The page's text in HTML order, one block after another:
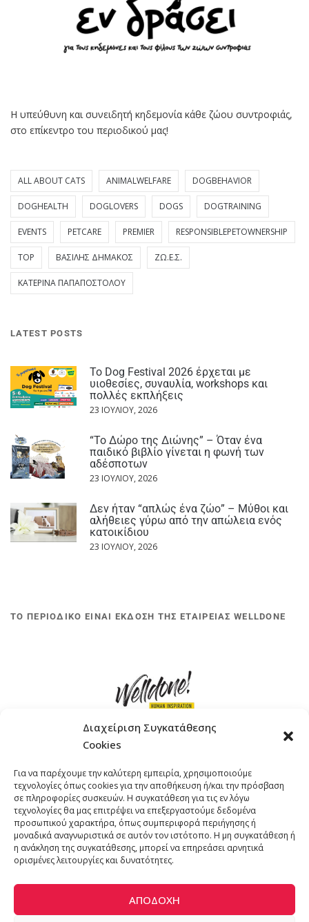
Διαχείριση Συγκατάθεσης
Cookies
Για να παρέχουμε την καλύτερη εμπειρία, χρησιμοποιούμε
τεχνολογίες όπως cookies για την αποθήκευση ή/και την πρόσβαση
σε πληροφορίες συσκευών. Η συγκατάθεση για τις εν λόγω
τεχνολογίες θα μας επιτρέψει να επεξεργαστούμε δεδομένα
προσωπικού χαρακτήρα, όπως συμπεριφορά περιήγησης ή
μοναδικά αναγνωριστικά σε αυτόν τον ιστότοπο. Η μη συγκατάθεση ή
η ανάκληση της συγκατάθεσης, μπορεί να επηρεάσει αρνητικά
ορισμένες λειτουργίες και δυνατότητες.
ΑΠΟΔΟΧΉ
Η υπεύθυνη και συνειδητή κηδεμονία κάθε ζώου συντροφιάς,
στο επίκεντρο του περιοδικού μας!
ALL ABOUT CATS ANIMALWELFARE DOGBEHAVIOR
DOGHEALTH DOGLOVERS DOGS DOGTRAINING
EVENTS PETCARE PREMIER RESPONSIBLEPETOWNERSHIP
TOP ΒΑΣΊΛΗΣ ΔΗΜΆΚΟΣ ΖΩ.Ε.Σ.
ΚΑΤΕΡΊΝΑ ΠΑΠΑΠΟΣΤΌΛΟΥ
LATEST POSTS
Το Dog Festival 2026 έρχεται με
υιοθεσίες, συναυλία, workshops και
πολλές εκπλήξεις
23 ΙΟΥΛΊΟΥ, 2026
“Το Δώρο της Διώνης” – Όταν ένα
παιδικό βιβλίο γίνεται η φωνή των
αδέσποτων
23 ΙΟΥΛΊΟΥ, 2026
Δεν ήταν “απλώς ένα ζώο” – Μύθοι και
αλήθειες γύρω από την απώλεια ενός
κατοικίδιου
23 ΙΟΥΛΊΟΥ, 2026
ΤΟ ΠΕΡΙΟΔΙΚΟ ΕΙΝΑΙ ΕΚΔΟΣΗ ΤΗΣ ΕΤΑΙΡΕΙΑΣ WELLDONE
ΤΗΛΕΦΩΝΟ: +30 211 4021758
EMAIL:info@welldone.com.gr